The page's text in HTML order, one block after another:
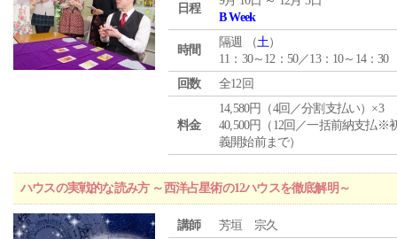
日程
B Week
時間
隔週 （土）
11：30～12：50／13：10～14：30
回数
全12回
料金
14,580円（4回／分割支払い）×3
40,500円（12回／一括前納支払※
義開始前まで）
ハウスの実戦的な読み方 ～西洋占星術の12ハウスを徹底解明～
講師
芳垣 宗久